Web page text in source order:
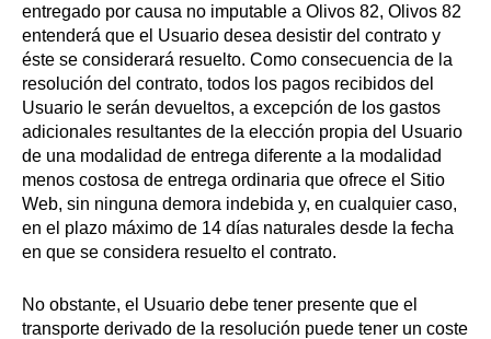
entregado por causa no imputable a Olivos 82, Olivos 82
entenderá que el Usuario desea desistir del contrato y
éste se considerará resuelto. Como consecuencia de la
resolución del contrato, todos los pagos recibidos del
Usuario le serán devueltos, a excepción de los gastos
adicionales resultantes de la elección propia del Usuario
de una modalidad de entrega diferente a la modalidad
menos costosa de entrega ordinaria que ofrece el Sitio
Web, sin ninguna demora indebida y, en cualquier caso,
en el plazo máximo de 14 días naturales desde la fecha
en que se considera resuelto el contrato.
No obstante, el Usuario debe tener presente que el
transporte derivado de la resolución puede tener un coste